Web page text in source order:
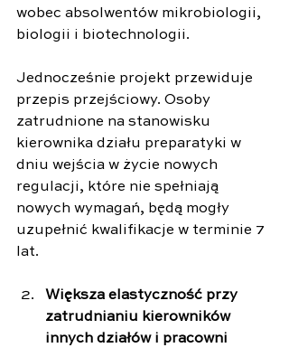
wobec absolwentów mikrobiologii,
biologii i biotechnologii.
Jednocześnie projekt przewiduje
przepis przejściowy. Osoby
zatrudnione na stanowisku
kierownika działu preparatyki w
dniu wejścia w życie nowych
regulacji, które nie spełniają
nowych wymagań, będą mogły
uzupełnić kwalifikacje w terminie 7
lat.
Większa elastyczność przy
zatrudnianiu kierowników
innych działów i pracowni